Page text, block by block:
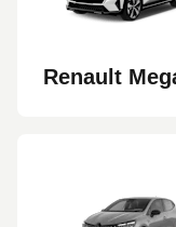
Renault